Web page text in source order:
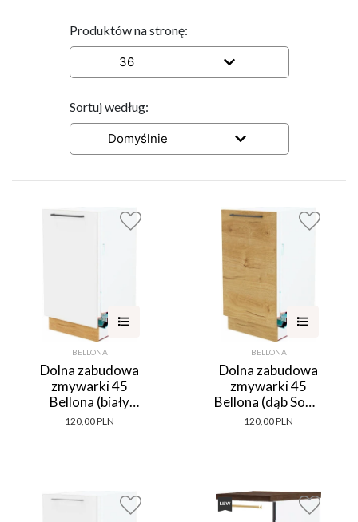
Produktów na stronę:
36
Sortuj według:
Domyślnie
BELLONA
Dolna zabudowa
zmywarki 45
Bellona (biały
połysk/dąb Soma
120,00 PLN
BELLONA
Dolna zabudowa
zmywarki 45
Bellona (dąb Soma
ciemny)
120,00 PLN